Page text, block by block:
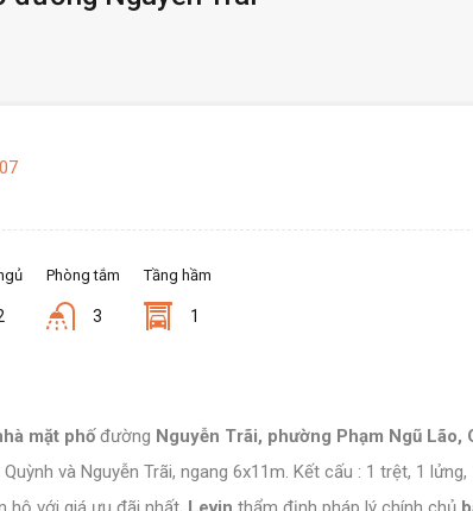
Phòng tắm
3
Tầng hầm
1
mặt phốđường Nguyễn Trãi, phường Phạm Ngũ Lão,
và Nguyễn Trãi, ngang 6x11m. Kết cấu : 1 trệt, 1